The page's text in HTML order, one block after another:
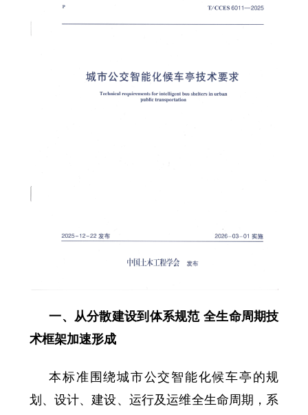
一、从分散建设到体系规范 全生命周期技
术框架加速形成
本标准围绕城市公交智能化候车亭的规
划、设计、建设、运行及运维全生命周期，系